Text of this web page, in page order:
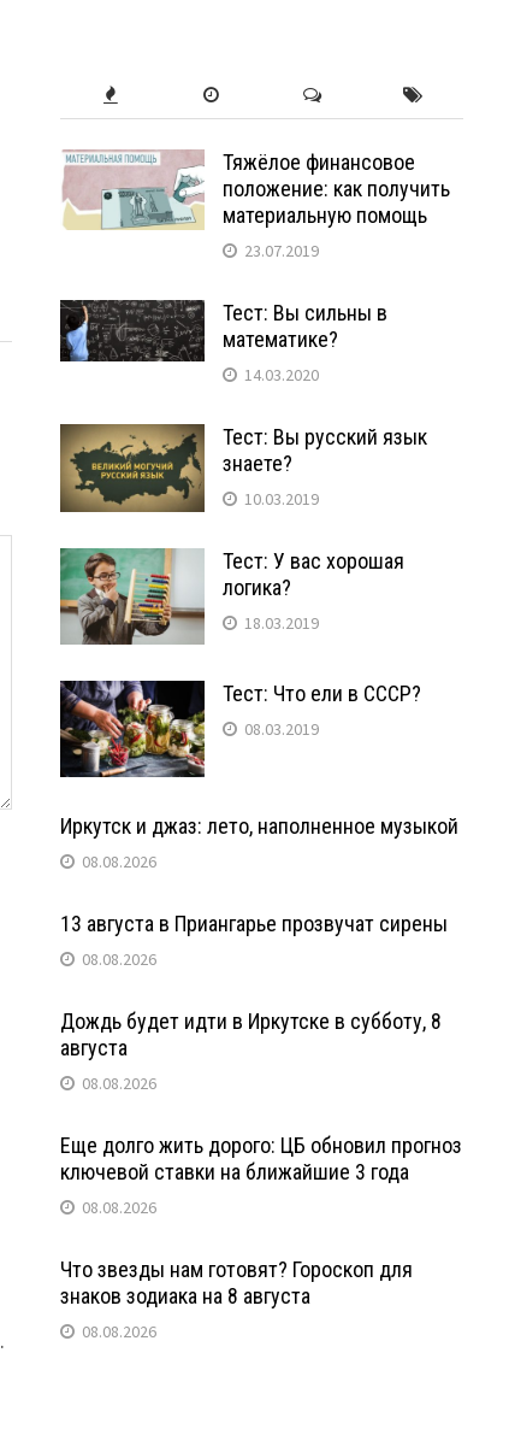
.
Тяжёлое финансовое
положение: как получить
материальную помощь
23.07.2019
Тест: Вы сильны в
математике?
14.03.2020
Тест: Вы русский язык
знаете?
10.03.2019
Тест: У вас хорошая
логика?
18.03.2019
Тест: Что ели в СССР?
08.03.2019
Иркутск и джаз: лето, наполненное музыкой
08.08.2026
13 августа в Приангарье прозвучат сирены
08.08.2026
Дождь будет идти в Иркутске в субботу, 8
августа
08.08.2026
Еще долго жить дорого: ЦБ обновил прогноз
ключевой ставки на ближайшие 3 года
08.08.2026
Что звезды нам готовят? Гороскоп для
знаков зодиака на 8 августа
08.08.2026